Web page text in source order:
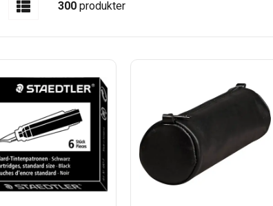
300 produkter